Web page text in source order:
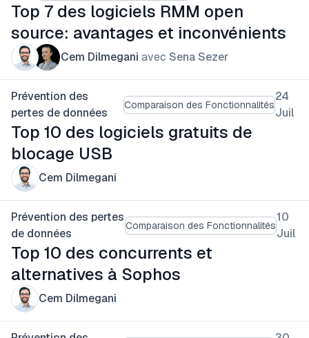
Top 7 des logiciels RMM open
source: avantages et inconvénients
Cem Dilmegani avec Sena Sezer
Prévention des
pertes de données
Comparaison des Fonctionnalités
24
Juil
Top 10 des logiciels gratuits de
blocage USB
Cem Dilmegani
Prévention des pertes
de données
Comparaison des Fonctionnalités
10
Juil
Top 10 des concurrents et
alternatives à Sophos
Cem Dilmegani